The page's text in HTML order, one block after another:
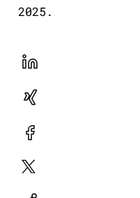
2025.
LinekdIn
Xing
Facebook
Plattform